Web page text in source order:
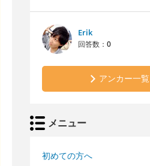
Erik
回答数： 0
アンカー一覧
メニュー
初めての方へ